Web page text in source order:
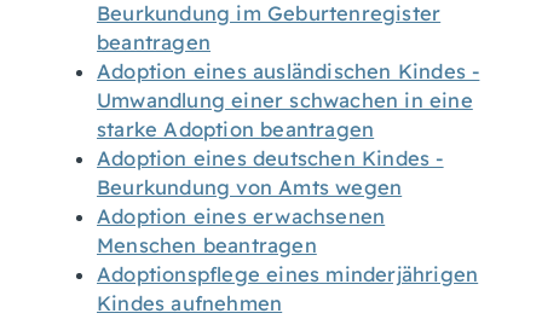
Beurkundung im Geburtenregister
beantragen
Adoption eines ausländischen Kindes -
Umwandlung einer schwachen in eine
starke Adoption beantragen
Adoption eines deutschen Kindes -
Beurkundung von Amts wegen
Adoption eines erwachsenen
Menschen beantragen
Adoptionspflege eines minderjährigen
Kindes aufnehmen